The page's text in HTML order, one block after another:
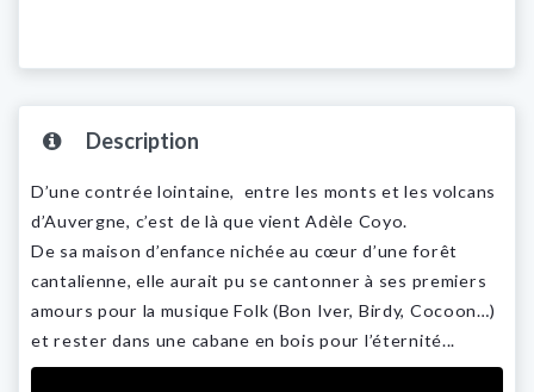
Description
D’une contrée lointaine, entre les monts et les volcans
d’Auvergne, c’est de là que vient Adèle Coyo.
De sa maison d’enfance nichée au cœur d’une forêt
cantalienne, elle aurait pu se cantonner à ses premiers
amours pour la musique Folk (Bon Iver, Birdy, Cocoon…)
et rester dans une cabane en bois pour l’éternité...